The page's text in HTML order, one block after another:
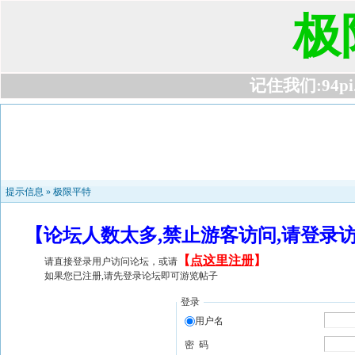
极
记住我们
提示信息 » 极限平特
【论坛人数太多,禁止游客访问,请登
请直接登录用户访问论坛，或请 【 点这里注册】
如果您已注册,请先登录论坛即可游览帖子
登录
用户名
密 码